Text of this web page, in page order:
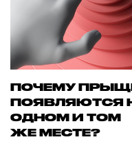
ПОЧЕМУ
ПОЯВЛЯЮТСЯ
ОДНОМ И ТОМ
ЖЕ МЕСТЕ?